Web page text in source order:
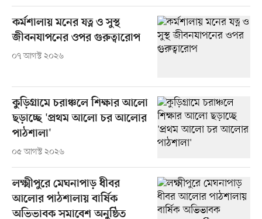
কর্মশালায় মনের যত্ন ও সুস্থ
জীবনযাপনের ওপর গুরুত্বারোপ
০৭ আগস্ট ২০২৬
কুড়িগ্রামে চরাঞ্চলে শিক্ষার আলো
ছড়াচ্ছে 'প্রথম আলো চর আলোর
পাঠশালা'
০৫ আগস্ট ২০২৬
লক্ষ্মীপুরে মেঘনাপাড় ধীবর
আলোর পাঠশালায় বার্ষিক
অভিভাবক সমাবেশ অনুষ্ঠিত